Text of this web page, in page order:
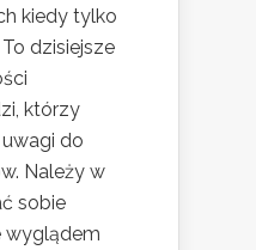
kiedy tylko
dzisiejsze
którzy
do
Należy w
sobie
wyglądem